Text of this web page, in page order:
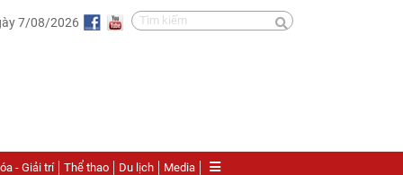
7/08/2026
- Giải trí Thể thao Du lịch Media